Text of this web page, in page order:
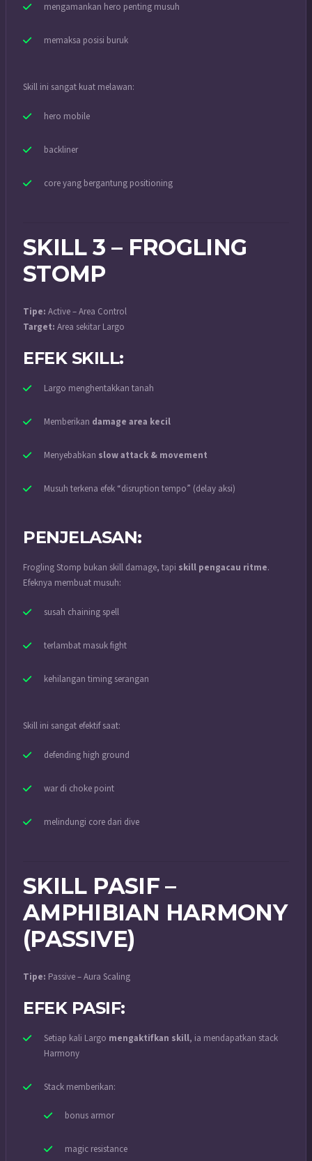
mengamankan hero penting musuh
memaksa posisi buruk
Skill ini sangat kuat melawan:
hero mobile
backliner
core yang bergantung positioning
SKILL 3 – FROGLING
STOMP
Tipe: Active – Area Control
Target: Area sekitar Largo
EFEK SKILL:
Largo menghentakkan tanah
Memberikan damage area kecil
Menyebabkan slow attack & movement
Musuh terkena efek “disruption tempo” (delay aksi)
PENJELASAN:
Frogling Stomp bukan skill damage, tapi skill pengacau ritme.
Efeknya membuat musuh:
susah chaining spell
terlambat masuk fight
kehilangan timing serangan
Skill ini sangat efektif saat:
defending high ground
war di choke point
melindungi core dari dive
SKILL PASIF –
AMPHIBIAN HARMONY
(PASSIVE)
Tipe: Passive – Aura Scaling
EFEK PASIF:
Setiap kali Largo mengaktifkan skill, ia mendapatkan stack
Harmony
Stack memberikan:
bonus armor
magic resistance